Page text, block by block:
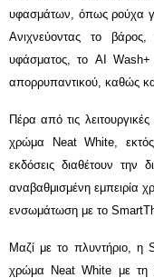
υφασμάτων, όπως ρούχα
Ανιχνεύοντας το
υφάσματος, το AI Wash+
απορρυπαντικού, καθώς
Πέρα από τις
χρώμα Neat White,
εκδόσεις διαθέτουν την
αναβαθμισμένη εμπειρία
ενσωμάτωση με το
Μαζί με το πλυντήριο, η
χρώμα Neat White με τη